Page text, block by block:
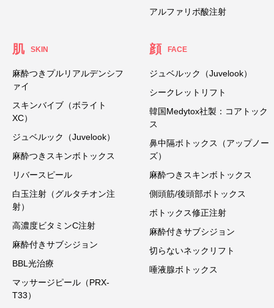
アルファリポ酸注射
肌 SKIN
麻酔つきプルリアルデンシフ
ァイ
スキンバイブ（ボライト
XC）
ジュベルック（Juvelook）
麻酔つきスキンボトックス
リバースピール
白玉注射（グルタチオン注
射）
高濃度ビタミンC注射
麻酔付きサブシジョン
BBL光治療
マッサージピール（PRX-
T33）
顔 FACE
ジュベルック（Juvelook）
シークレットリフト
韓国Medytox社製：コアトック
ス
鼻中隔ボトックス（アップノー
ズ）
麻酔つきスキンボトックス
側頭筋/後頭部ボトックス
ボトックス修正注射
麻酔付きサブシジョン
切らないネックリフト
唾液腺ボトックス